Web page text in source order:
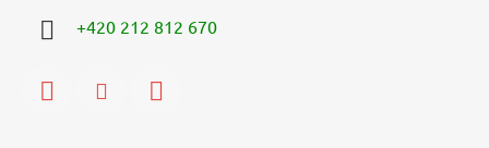
+420 212 812 670